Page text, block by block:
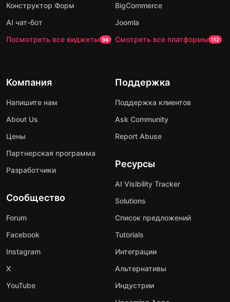
Конструктор Форм
AI чат-бот
Посмотреть все виджеты 94
BigCommerce
Joomla
Смотреть все платформы 112
Компания
Напишите нам
About Us
Цены
Партнерская программа
Разработчики
Сообщество
Forum
Facebook
Instagram
X
YouTube
Поддержка
Поддержка клиентов
Ask Community
Report Abuse
Ресурсы
AI Visibility Tracker
Solutions
Список предложений
Tutorials
Интеграции
Альтернативы
Индустрии